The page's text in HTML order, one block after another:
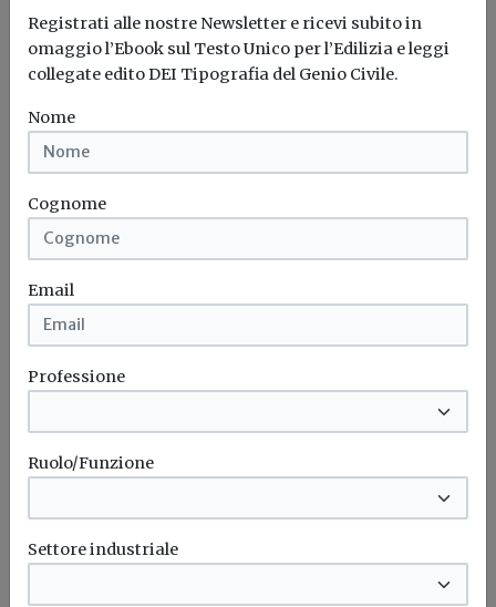
Mercato
Promuovere l’innovazione: Gewiss
Gewiss ha annunciato l'acquisizione di Pulsar
Engineering srl, pionieristica azienda che opera...
Gewiss
Progetti
Plastici metavisuali ed esplorazioni 3D
live raccontano le città di domani
Nel contesto in continua evoluzione delle Smart City e dei
Registrati alle nostre Newsletter e ricevi subito in
omaggio l’Ebook sul Testo Unico per l’Edilizia e leggi
collegate edito DEI Tipografia del Genio Civile.
Nome
Cognome
Email
Professione
Ruolo/Funzione
Settore industriale